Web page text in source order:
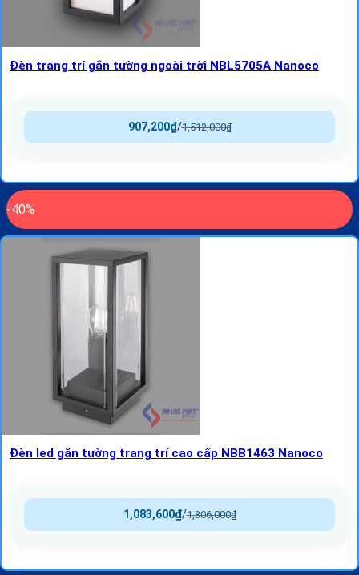
Đèn trang trí gắn tường ngoài trời NBL5705A Nanoco
1,512,000₫
/
907,200₫
-40%
Đèn led gắn tường trang trí cao cấp NBB1463 Nanoco
1,806,000₫
/
1,083,600₫